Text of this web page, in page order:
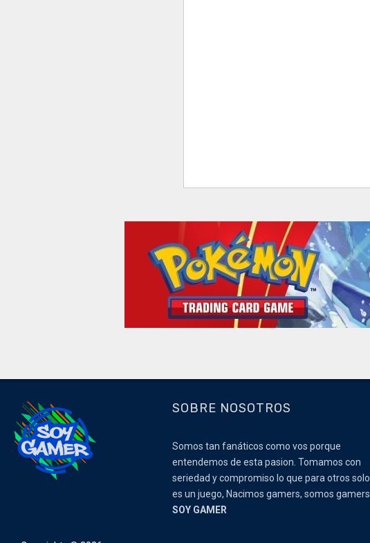
SOBRE NOSOTROS
Somos tan fanáticos como vos porque
entendemos de esta pasion. Tomamos con
seriedad y compromiso lo que para otros solo
es un juego, Nacimos gamers, somos gamers.
SOY GAMER